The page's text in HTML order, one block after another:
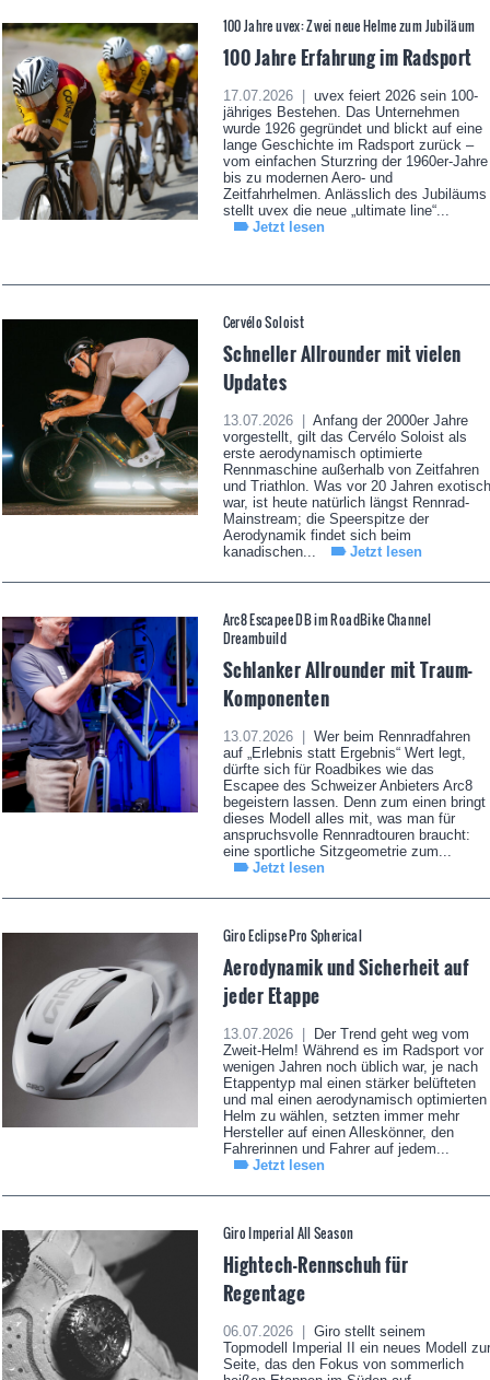
100 Jahre uvex: Zwei neue Helme zum Jubiläum
100 Jahre Erfahrung im Radsport
17.07.2026 |
uvex feiert 2026 sein 100-
jähriges Bestehen. Das Unternehmen
wurde 1926 gegründet und blickt auf eine
lange Geschichte im Radsport zurück –
vom einfachen Sturzring der 1960er-Jahre
bis zu modernen Aero- und
Zeitfahrhelmen. Anlässlich des Jubiläums
stellt uvex die neue „ultimate line“...
Jetzt lesen
Cervélo Soloist
Schneller Allrounder mit vielen
Updates
13.07.2026 |
Anfang der 2000er Jahre
vorgestellt, gilt das Cervélo Soloist als
erste aerodynamisch optimierte
Rennmaschine außerhalb von Zeitfahren
und Triathlon. Was vor 20 Jahren exotisch
war, ist heute natürlich längst Rennrad-
Mainstream; die Speerspitze der
Aerodynamik findet sich beim
kanadischen...
Jetzt lesen
Arc8 Escapee DB im RoadBike Channel
Dreambuild
Schlanker Allrounder mit Traum-
Komponenten
13.07.2026 |
Wer beim Rennradfahren
auf „Erlebnis statt Ergebnis“ Wert legt,
dürfte sich für Roadbikes wie das
Escapee des Schweizer Anbieters Arc8
begeistern lassen. Denn zum einen bringt
dieses Modell alles mit, was man für
anspruchsvolle Rennradtouren braucht:
eine sportliche Sitzgeometrie zum...
Jetzt lesen
Giro Eclipse Pro Spherical
Aerodynamik und Sicherheit auf
jeder Etappe
13.07.2026 |
Der Trend geht weg vom
Zweit-Helm! Während es im Radsport vor
wenigen Jahren noch üblich war, je nach
Etappentyp mal einen stärker belüfteten
und mal einen aerodynamisch optimierten
Helm zu wählen, setzten immer mehr
Hersteller auf einen Alleskönner, den
Fahrerinnen und Fahrer auf jedem...
Jetzt lesen
Giro Imperial All Season
Hightech-Rennschuh für
Regentage
06.07.2026 |
Giro stellt seinem
Topmodell Imperial II ein neues Modell zur
Seite, das den Fokus von sommerlich